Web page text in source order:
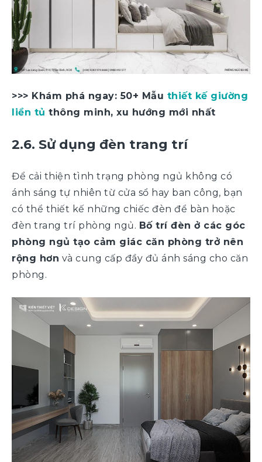
>>> Khám phá ngay: 50+ Mẫu thiết kế giường
liền tủ thông minh, xu hướng mới nhất
2.6. Sử dụng đèn trang trí
Để cải thiện tình trạng phòng ngủ không có
ánh sáng tự nhiên từ cửa sổ hay ban công, bạn
có thể thiết kế những chiếc đèn để bàn hoặc
đèn trang trí phòng ngủ. Bố trí đèn ở các góc
phòng ngủ tạo cảm giác căn phòng trở nên
rộng hơn và cung cấp đầy đủ ánh sáng cho căn
phòng.